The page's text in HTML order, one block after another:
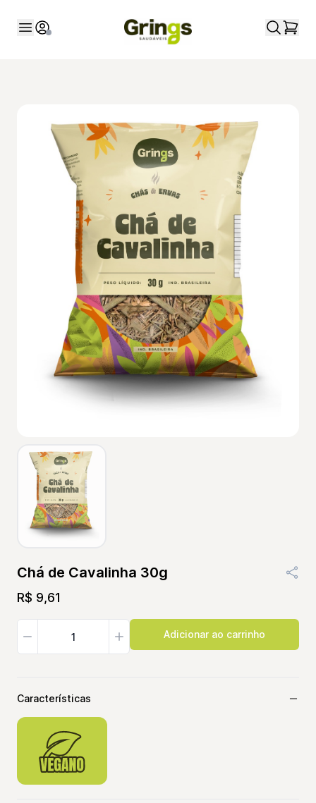
Chá de Cavalinha 30g
R$ 9,61
Características